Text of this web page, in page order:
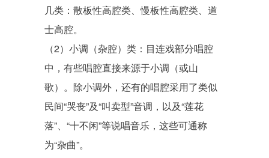
几类：散板性高腔类、慢板性高腔类、道
士高腔。
（2）小调（杂腔）类：目连戏部分唱腔
中，有些唱腔直接来源于小调（或山
歌）。除小调外，还有的唱腔采用了类似
民间“哭丧”及“叫卖型”音调，以及“莲花
落”、“十不闲”等说唱音乐，这些可通称
为“杂曲”。